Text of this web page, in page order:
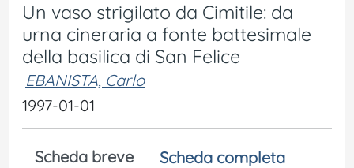
Un vaso strigilato da Cimitile: da
urna cineraria a fonte battesimale
della basilica di San Felice
EBANISTA, Carlo
1997-01-01
Scheda breve
Scheda completa